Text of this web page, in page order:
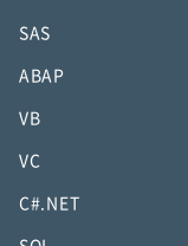
SAS
ABAP
VB
VC
C#.NET